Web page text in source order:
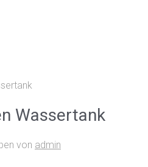
Wassertank
von admin